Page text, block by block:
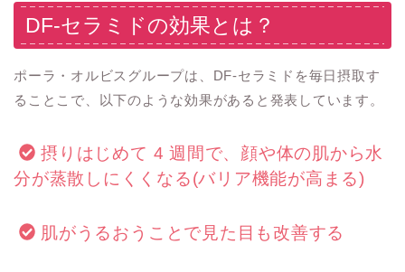
DF-セラミドの効果とは？
ポーラ・オルビスグループは、DF-セラミドを毎日摂取す
ることこで、以下のような効果があると発表しています。
摂りはじめて 4 週間で、顔や体の肌から水
分が蒸散しにくくなる(バリア機能が高まる)
肌がうるおうことで見た目も改善する